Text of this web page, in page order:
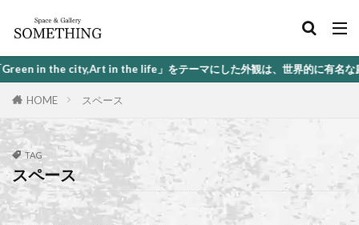
ーマにした外観は、世界的に有名な庭園デザイナー石原和幸氏監修の
HOME スペース
TAG
スペース